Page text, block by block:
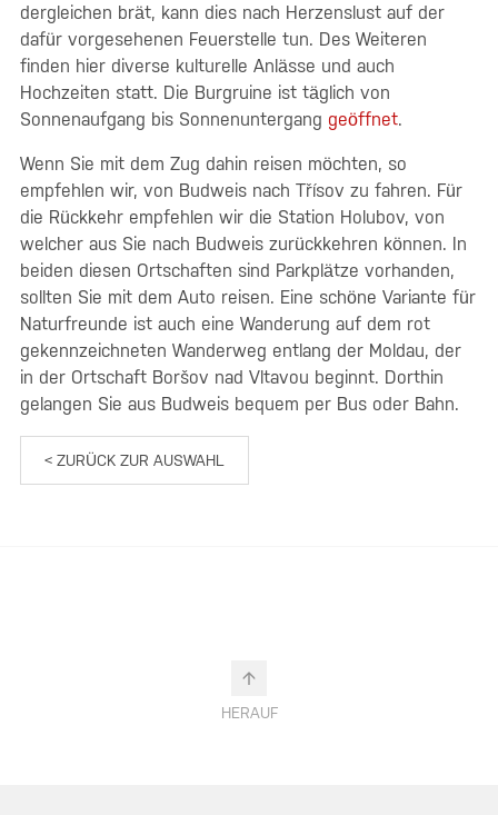
dergleichen brät, kann dies nach Herzenslust auf der
dafür vorgesehenen Feuerstelle tun. Des Weiteren
finden hier diverse kulturelle Anlässe und auch
Hochzeiten statt. Die Burgruine ist täglich von
Sonnenaufgang bis Sonnenuntergang geöffnet.
Wenn Sie mit dem Zug dahin reisen möchten, so
empfehlen wir, von Budweis nach Třísov zu fahren. Für
die Rückkehr empfehlen wir die Station Holubov, von
welcher aus Sie nach Budweis zurückkehren können. In
beiden diesen Ortschaften sind Parkplätze vorhanden,
sollten Sie mit dem Auto reisen. Eine schöne Variante für
Naturfreunde ist auch eine Wanderung auf dem rot
gekennzeichneten Wanderweg entlang der Moldau, der
in der Ortschaft Boršov nad Vltavou beginnt. Dorthin
gelangen Sie aus Budweis bequem per Bus oder Bahn.
< ZURÜCK ZUR AUSWAHL
HERAUF